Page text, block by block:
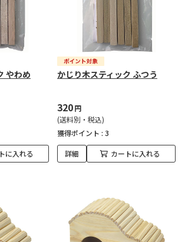
やわめ
に入れる
かじり木スティック ふつう
320円
(送料別・税込)
獲得ポイント : 3
詳細 カートに入れる